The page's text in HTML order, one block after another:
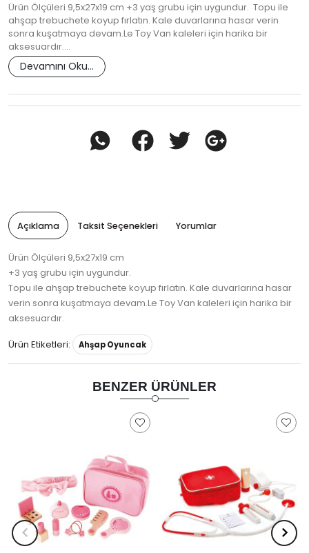
Ürün Ölçüleri 9,5x27x19 cm +3 yaş grubu için uygundur. Topu ile
ahşap trebuchete koyup fırlatın. Kale duvarlarına hasar verin
sonra kuşatmaya devam.Le Toy Van kaleleri için harika bir
aksesuardır.…
Devamını Oku...
Açıklama Taksit Seçenekleri Yorumlar
Ürün Ölçüleri 9,5x27x19 cm
+3 yaş grubu için uygundur.
Topu ile ahşap trebuchete koyup fırlatın. Kale duvarlarına hasar
verin sonra kuşatmaya devam.Le Toy Van kaleleri için harika bir
aksesuardır.
Ürün Etiketleri:
Ahşap Oyuncak
BENZER ÜRÜNLER